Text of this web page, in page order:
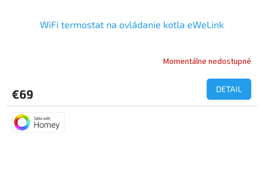
WiFi termostat na ovládanie kotla eWeLink
je
5,0
z
5
Momentálne nedostupné
€69 DETAIL